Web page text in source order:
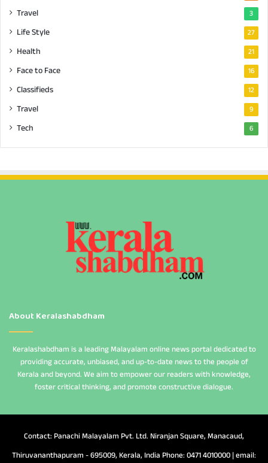
Travel 3
Life Style 27
Health 21
Face to Face 16
Classifieds 12
Travel 9
Tech 6
About Keralashabdham
Keralashabdham is a leading Malayalam online news portal dedicated to
providing accurate, unbiased, and up-to-date news to the people of
Kerala and beyond. We aim to empower our readers with knowledge,
foster critical thinking, and promote constructive dialogue.
Contact: Panachi Malayalam Pvt. Ltd. Niranjan Square, Manacaud,
Thiruvananthapuram - 695009, Kerala, India Phone: 0471 4010000 | email: